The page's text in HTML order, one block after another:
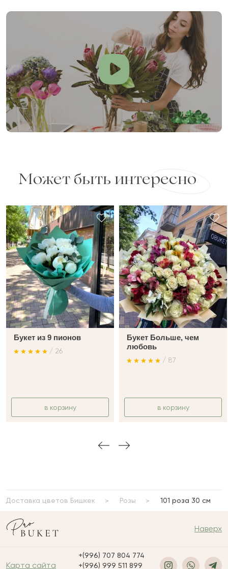
Может быть интересно
Букет из 9 пионов
/ 26
в корзину
Букет Больше, чем
любовь
/ 87
в корзину
Доставка цветов Бишкек Розы 101 роза 30 см
Наверх
Карта сайта
+(996) 707 804 774
+(996) 999 511 899